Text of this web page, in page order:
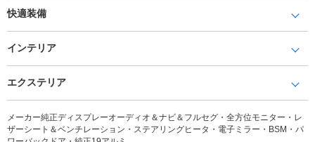
快適装備
インテリア
エクステリア
メーカー純正ディスプレーオーディオ＆ナビ＆フルセグ・全方位モニター・レ
ザーシート＆ベンチレーション・ステアリングヒータ・電子ミラー・BSM・パ